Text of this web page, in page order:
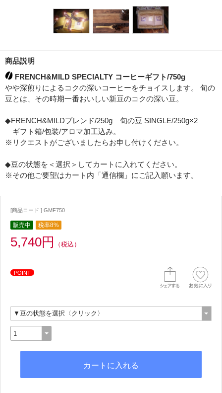
商品説明
FRENCH&MILD SPECIALTY コーヒーギフト/750g
やや深煎りによるコクの深いコーヒーをチョイスします。 旬の
豆とは、その時期一番おいしい新豆のコクの深い豆。
◆FRENCH&MILDブレンド/250g 旬の豆 SINGLE/250g×2
ギフト箱/包装/アロマ加工込み。
※リクエストがございましたらお申し付けください。
◆豆の状態を＜選択＞してカートに入れてください。
※その他ご要望はカート内「通信欄」にご記入願います。
[商品コード ] GMF750
販売中 税率8%
5,740円 （税込）
POINT